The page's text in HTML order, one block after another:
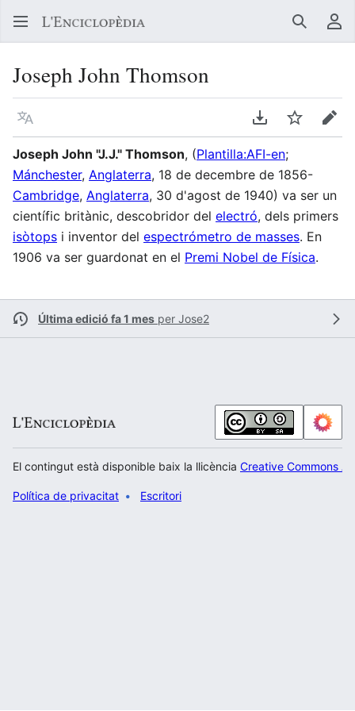
Buscar
Joseph John Thomson
Llegir en un atre idioma Descarregar en
Vigilar
Joseph John "J.J." Thomson, (Plantilla:AFI-en;
Mánchester, Anglaterra, 18 de decembre de 1856-
Cambridge, Anglaterra, 30 d'agost de 1940) va ser un
científic britànic, descobridor del electró, dels primers
isòtops i inventor del espectrómetro de masses. En
1906 va ser guardonat en el Premi Nobel de Física.
Última edició fa 1 mes per Jose2
El contingut està disponible baix la llicència Creative Commons
Política de privacitat Escritori